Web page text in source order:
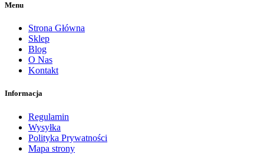
Menu
Strona Główna
Sklep
Blog
O Nas
Kontakt
Informacja
Regulamin
Wysyłka
Polityka Prywatności
Mapa strony